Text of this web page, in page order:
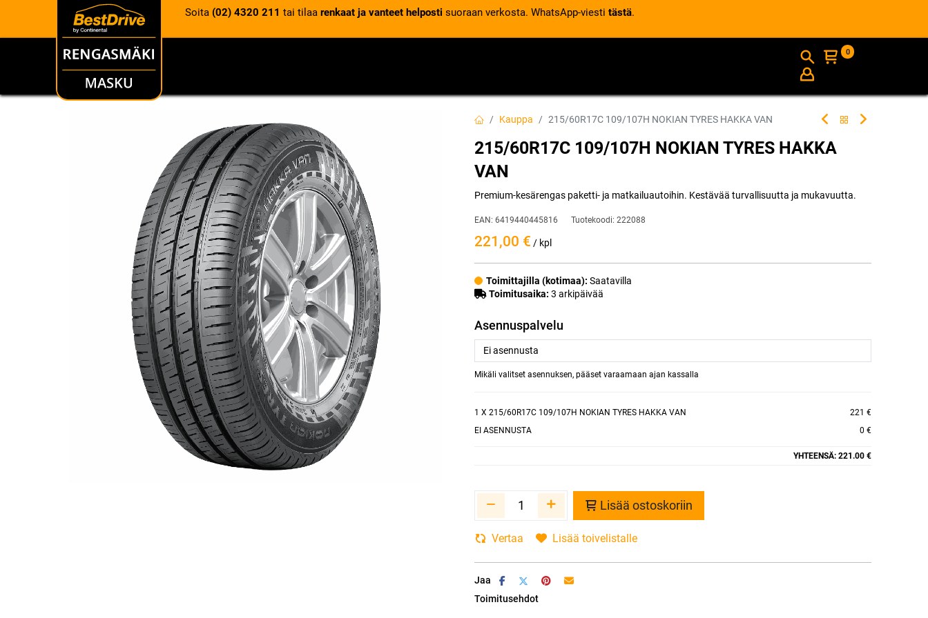
Soita (02) 4320 211 tai tilaa renkaat ja vanteet helposti suoraan verkosta. WhatsApp-viesti tästä.
RENKAAT INFO
0
Kauppa 215/60R17C 109/107H NOKIAN TYRES HAKKA VAN
215/60R17C 109/107H NOKIAN TYRES HAKKA
VAN
Premium-kesärengas paketti- ja matkailuautoihin. Kestävää turvallisuutta ja mukavuutta.
EAN: 6419440445816 Tuotekoodi: 222088
221,00 € / kpl
Toimittajilla (kotimaa): Saatavilla
Toimitusaika: 3 arkipäivää
Asennuspalvelu
Mikäli valitset asennuksen, pääset varaamaan ajan kassalla
1 X 215/60R17C 109/107H NOKIAN TYRES HAKKA VAN
221 €
EI ASENNUSTA
0 €
YHTEENSÄ: 221.00 €
Lisää ostoskoriin
Vertaa Lisää toivelistalle
Jaa
Toimitusehdot